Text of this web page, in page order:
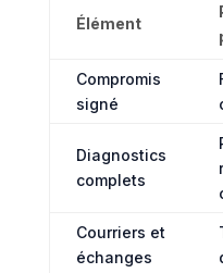
Élément
Compromis
signé
Diagnostics
complets
Courriers et
échanges